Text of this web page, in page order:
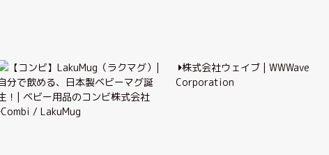
Combi / LakuMug
株式会社ウェイブ | WWWave
Corporation